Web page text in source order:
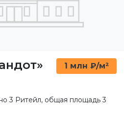
1 млн ₽/м²
3 Ритейл, общая площадь 3